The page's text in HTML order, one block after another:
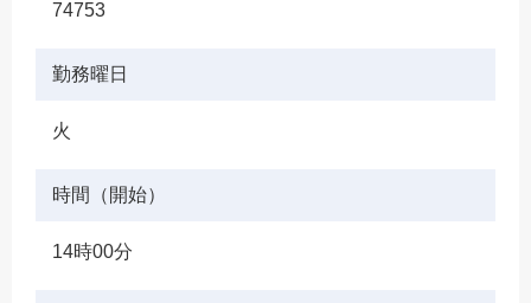
74753
勤務曜日
火
時間（開始）
14時00分